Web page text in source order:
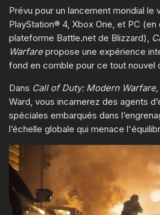
Prévu pour un lancement mondial
PlayStation® 4, Xbox One, et PC (en
plateforme Battle.net de Blizzard),
Warfarepropose une expérience
fond en comble pour ce tout nouvel
Dans Call of Duty: Modern Warfare,
Ward, vous incarnerez des agents
spéciales embarqués dans
l’échelle globale qui menace